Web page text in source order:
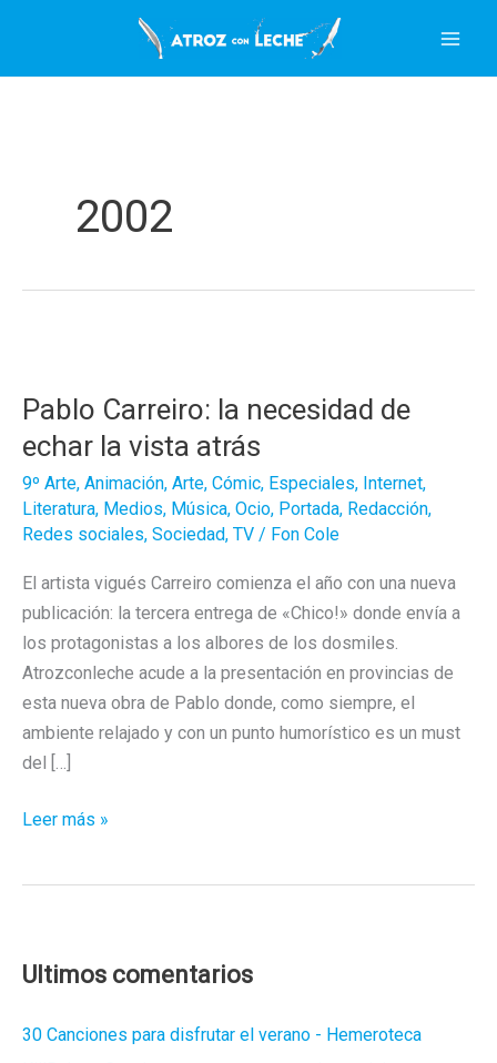
contenido
2002
Pablo Carreiro: la necesidad de
echar la vista atrás
9º Arte, Animación, Arte, Cómic, Especiales, Internet,
Literatura, Medios, Música, Ocio, Portada, Redacción,
Redes sociales, Sociedad, TV / Fon Cole
El artista vigués Carreiro comienza el año con una nueva
publicación: la tercera entrega de «Chico!» donde envía a
los protagonistas a los albores de los dosmiles.
Atrozconleche acude a la presentación en provincias de
esta nueva obra de Pablo donde, como siempre, el
ambiente relajado y con un punto humorístico es un must
del […]
Pablo
echar
vista
atrás
Leer más »
Ultimos comentarios
30 Canciones para disfrutar el verano - Hemeroteca